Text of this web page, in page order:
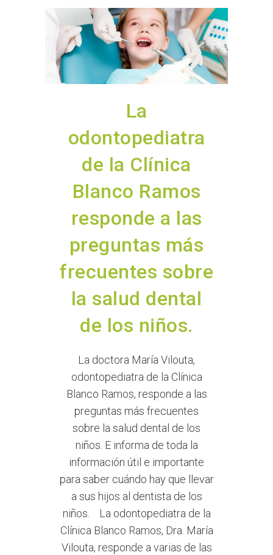
La
odontopediatra
de la Clínica
Blanco Ramos
responde a las
preguntas más
frecuentes sobre
la salud dental
de los niños.
La doctora María Vilouta,
odontopediatra de la Clínica
Blanco Ramos, responde a las
preguntas más frecuentes
sobre la salud dental de los
niños. E informa de toda la
información útil e importante
para saber cuándo hay que llevar
a sus hijos al dentista de los
niños. La odontopediatra de la
Clínica Blanco Ramos, Dra. María
Vilouta, responde a varias de las